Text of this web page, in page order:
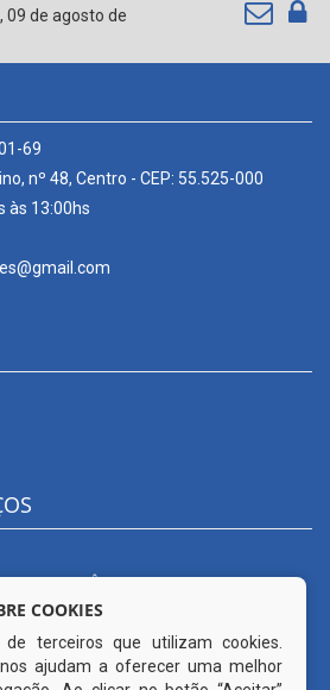
, 09 de agosto de
69
nº 48, Centro - CEP: 55.525-000
às 13:00hs
CORTÊS
COOKIES
de terceiros que utilizam cookies.
ajudam a oferecer uma melhor